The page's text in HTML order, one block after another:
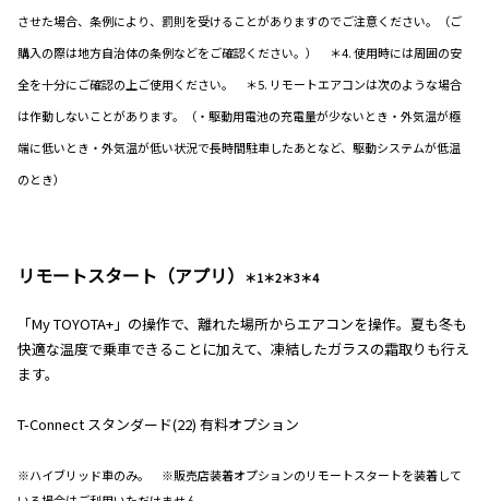
させた場合、条例により、罰則を受けることがありますのでご注意ください。（ご
購入の際は地方自治体の条例などをご確認ください。） ＊4. 使用時には周囲の安
全を十分にご確認の上ご使用ください。 ＊5. リモートエアコンは次のような場合
は作動しないことがあります。（・駆動用電池の充電量が少ないとき・外気温が極
端に低いとき・外気温が低い状況で長時間駐車したあとなど、駆動システムが低温
のとき）
リモートスタート（アプリ） ＊1＊2＊3＊4
「My TOYOTA+」の操作で、離れた場所からエアコンを操作。夏も冬も
快適な温度で乗車できることに加えて、凍結したガラスの霜取りも行え
ます。
T-Connect スタンダード(22) 有料オプション
※ハイブリッド車のみ。 ※販売店装着オプションのリモートスタートを装着して